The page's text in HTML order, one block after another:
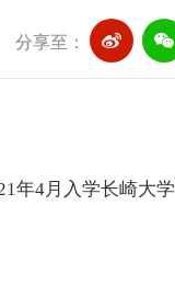
分享至：
年4月入学长崎大学